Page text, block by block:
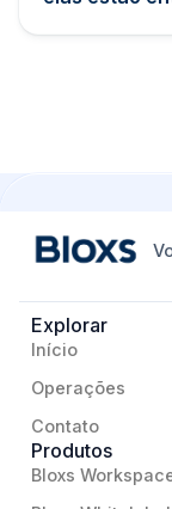
Explorar
Início
Operações
Contato
Produtos
Bloxs